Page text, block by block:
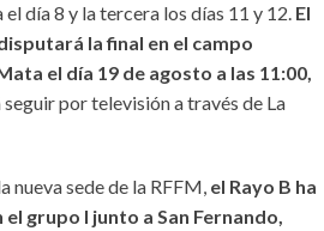
el día 8 y la tercera los días 11 y 12. El
la final en el campo
el día 19 de agosto a las 11:00,
por televisión a través de La
nueva sede de la RFFM, el Rayo B ha
grupo I junto a San Fernando,